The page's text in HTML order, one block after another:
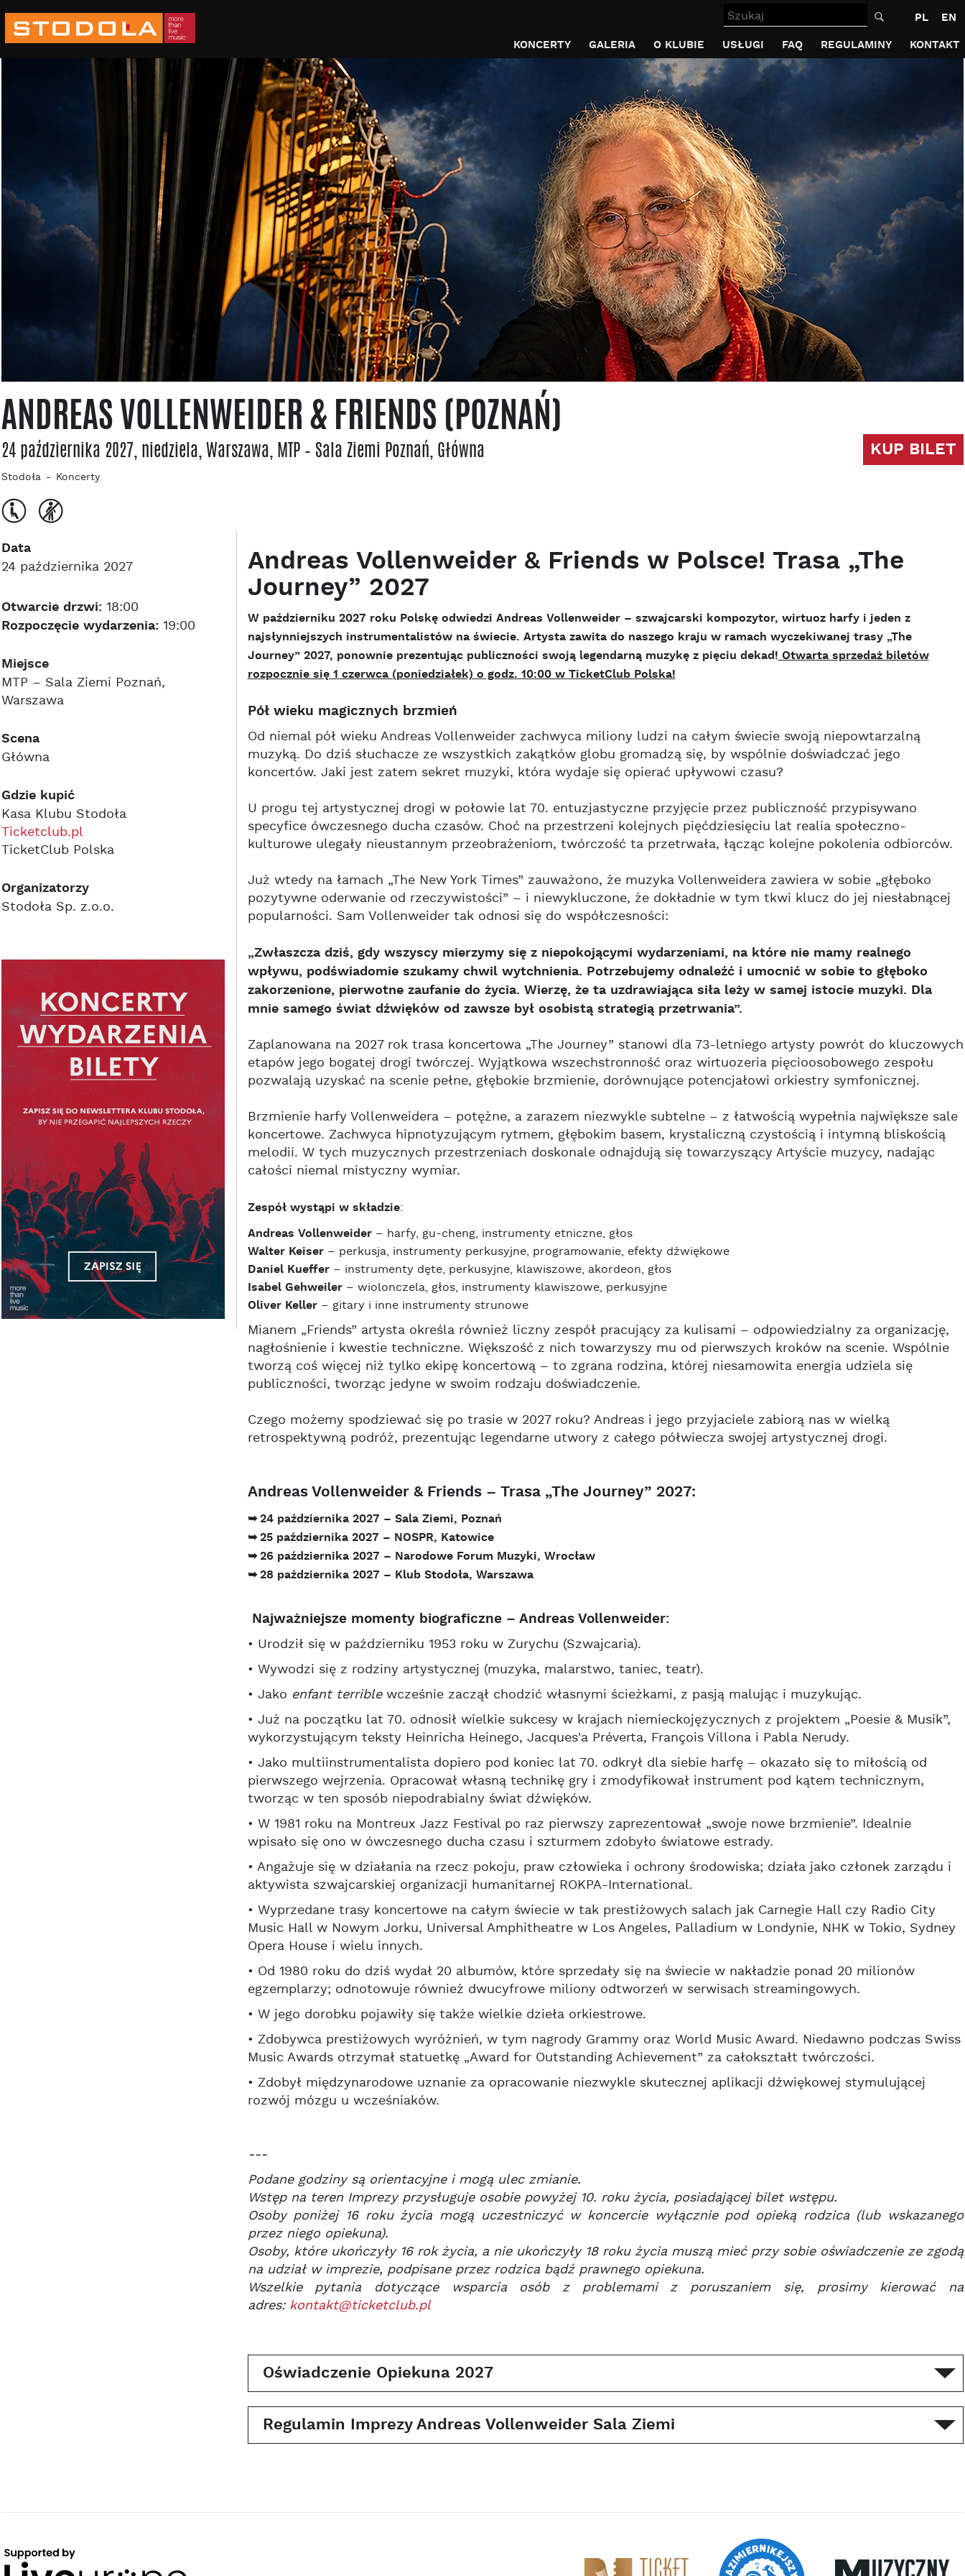
Szukaj PL
EN
KONCERTY
GALERIA O KLUBIE USŁUGI FAQ REGULAMINY KONTAKT
ANDREAS VOLLENWEIDER & FRIENDS (POZNAŃ)
24 października 2027, niedziela, Warszawa, MTP – Sala Ziemi Poznań, Główna KUP BILET
Stodoła Koncerty
Data
24 października 2027
Otwarcie drzwi: 18:00
Rozpoczęcie wydarzenia: 19:00
Miejsce
MTP – Sala Ziemi Poznań,
Warszawa
Scena
Główna
Gdzie kupić
Kasa Klubu Stodoła
Ticketclub.pl
TicketClub Polska
Organizatorzy
Stodoła Sp. z.o.o.
Andreas Vollenweider & Friends w Polsce! Trasa „The
Journey” 2027
W październiku 2027 roku Polskę odwiedzi Andreas Vollenweider – szwajcarski kompozytor, wirtuoz harfy i jeden z
najsłynniejszych instrumentalistów na świecie. Artysta zawita do naszego kraju w ramach wyczekiwanej trasy „The
Journey” 2027, ponownie prezentując publiczności swoją legendarną muzykę z pięciu dekad! Otwarta sprzedaż biletów
rozpocznie się 1 czerwca (poniedziałek) o godz. 10:00 w TicketClub Polska!
Pół wieku magicznych brzmień
Od niemal pół wieku Andreas Vollenweider zachwyca miliony ludzi na całym świecie swoją niepowtarzalną
muzyką. Do dziś słuchacze ze wszystkich zakątków globu gromadzą się, by wspólnie doświadczać jego
koncertów. Jaki jest zatem sekret muzyki, która wydaje się opierać upływowi czasu?
U progu tej artystycznej drogi w połowie lat 70. entuzjastyczne przyjęcie przez publiczność przypisywano
specyfice ówczesnego ducha czasów. Choć na przestrzeni kolejnych pięćdziesięciu lat realia społeczno-
kulturowe ulegały nieustannym przeobrażeniom, twórczość ta przetrwała, łącząc kolejne pokolenia odbiorców.
Już wtedy na łamach „The New York Times” zauważono, że muzyka Vollenweidera zawiera w sobie „głęboko
pozytywne oderwanie od rzeczywistości” – i niewykluczone, że dokładnie w tym tkwi klucz do jej niesłabnącej
popularności. Sam Vollenweider tak odnosi się do współczesności:
„Zwłaszcza dziś, gdy wszyscy mierzymy się z niepokojącymi wydarzeniami, na które nie mamy realnego
wpływu, podświadomie szukamy chwil wytchnienia. Potrzebujemy odnaleźć i umocnić w sobie to głęboko
zakorzenione, pierwotne zaufanie do życia. Wierzę, że ta uzdrawiająca siła leży w samej istocie muzyki. Dla
mnie samego świat dźwięków od zawsze był osobistą strategią przetrwania”.
Zaplanowana na 2027 rok trasa koncertowa „The Journey” stanowi dla 73-letniego artysty powrót do kluczowych
etapów jego bogatej drogi twórczej. Wyjątkowa wszechstronność oraz wirtuozeria pięcioosobowego zespołu
pozwalają uzyskać na scenie pełne, głębokie brzmienie, dorównujące potencjałowi orkiestry symfonicznej.
Brzmienie harfy Vollenweidera – potężne, a zarazem niezwykle subtelne – z łatwością wypełnia największe sale
koncertowe. Zachwyca hipnotyzującym rytmem, głębokim basem, krystaliczną czystością i intymną bliskością
melodii. W tych muzycznych przestrzeniach doskonale odnajdują się towarzyszący Artyście muzycy, nadając
całości niemal mistyczny wymiar.
Zespół wystąpi w składzie:
Andreas Vollenweider – harfy, gu-cheng, instrumenty etniczne, głos
Walter Keiser – perkusja, instrumenty perkusyjne, programowanie, efekty dźwiękowe
Daniel Kueffer – instrumenty dęte, perkusyjne, klawiszowe, akordeon, głos
Isabel Gehweiler – wiolonczela, głos, instrumenty klawiszowe, perkusyjne
Oliver Keller – gitary i inne instrumenty strunowe
Mianem „Friends” artysta określa również liczny zespół pracujący za kulisami – odpowiedzialny za organizację,
nagłośnienie i kwestie techniczne. Większość z nich towarzyszy mu od pierwszych kroków na scenie. Wspólnie
tworzą coś więcej niż tylko ekipę koncertową – to zgrana rodzina, której niesamowita energia udziela się
publiczności, tworząc jedyne w swoim rodzaju doświadczenie.
Czego możemy spodziewać się po trasie w 2027 roku? Andreas i jego przyjaciele zabiorą nas w wielką
retrospektywną podróż, prezentując legendarne utwory z całego półwiecza swojej artystycznej drogi.
Andreas Vollenweider & Friends – Trasa „The Journey” 2027:
➥24 października 2027 – Sala Ziemi, Poznań
➥25 października 2027 – NOSPR, Katowice
➥26 października 2027 – Narodowe Forum Muzyki, Wrocław
➥28 października 2027 – Klub Stodoła, Warszawa
Najważniejsze momenty biograficzne – Andreas Vollenweider:
• Urodził się w październiku 1953 roku w Zurychu (Szwajcaria).
• Wywodzi się z rodziny artystycznej (muzyka, malarstwo, taniec, teatr).
• Jako enfant terriblewcześnie zaczął chodzić własnymi ścieżkami, z pasją malując i muzykując.
• Już na początku lat 70. odnosił wielkie sukcesy w krajach niemieckojęzycznych z projektem „Poesie & Musik”,
wykorzystującym teksty Heinricha Heinego, Jacques'a Préverta, François Villona i Pabla Nerudy.
• Jako multiinstrumentalista dopiero pod koniec lat 70. odkrył dla siebie harfę – okazało się to miłością od
pierwszego wejrzenia. Opracował własną technikę gry i zmodyfikował instrument pod kątem technicznym,
tworząc w ten sposób niepodrabialny świat dźwięków.
• W 1981 roku na Montreux Jazz Festival po raz pierwszy zaprezentował „swoje nowe brzmienie”. Idealnie
wpisało się ono w ówczesnego ducha czasu i szturmem zdobyło światowe estrady.
• Angażuje się w działania na rzecz pokoju, praw człowieka i ochrony środowiska; działa jako członek zarządu i
aktywista szwajcarskiej organizacji humanitarnej ROKPA-International.
• Wyprzedane trasy koncertowe na całym świecie w tak prestiżowych salach jak Carnegie Hall czy Radio City
Music Hall w Nowym Jorku, Universal Amphitheatre w Los Angeles, Palladium w Londynie, NHK w Tokio, Sydney
Opera House i wielu innych.
• Od 1980 roku do dziś wydał 20 albumów, które sprzedały się na świecie w nakładzie ponad 20 milionów
egzemplarzy; odnotowuje również dwucyfrowe miliony odtworzeń w serwisach streamingowych.
• W jego dorobku pojawiły się także wielkie dzieła orkiestrowe.
• Zdobywca prestiżowych wyróżnień, w tym nagrody Grammy oraz World Music Award. Niedawno podczas Swiss
Music Awards otrzymał statuetkę „Award for Outstanding Achievement” za całokształt twórczości.
• Zdobył międzynarodowe uznanie za opracowanie niezwykle skutecznej aplikacji dźwiękowej stymulującej
rozwój mózgu u wcześniaków.
---
Podane godziny są orientacyjne i mogą ulec zmianie.
Wstęp na teren Imprezy przysługuje osobie powyżej 10. roku życia, posiadającej bilet wstępu.
Osoby poniżej 16 roku życia mogą uczestniczyć w koncercie wyłącznie pod opieką rodzica (lub wskazanego
przez niego opiekuna).
Osoby, które ukończyły 16 rok życia, a nie ukończyły 18 roku życia muszą mieć przy sobie oświadczenie ze zgodą
na udział w imprezie, podpisane przez rodzica bądź prawnego opiekuna.
Wszelkie pytania dotyczące wsparcia osób z problemami z poruszaniem się, prosimy kierować na
adres: kontakt@ticketclub.pl
Oświadczenie Opiekuna 2027
Regulamin Imprezy Andreas Vollenweider Sala Ziemi